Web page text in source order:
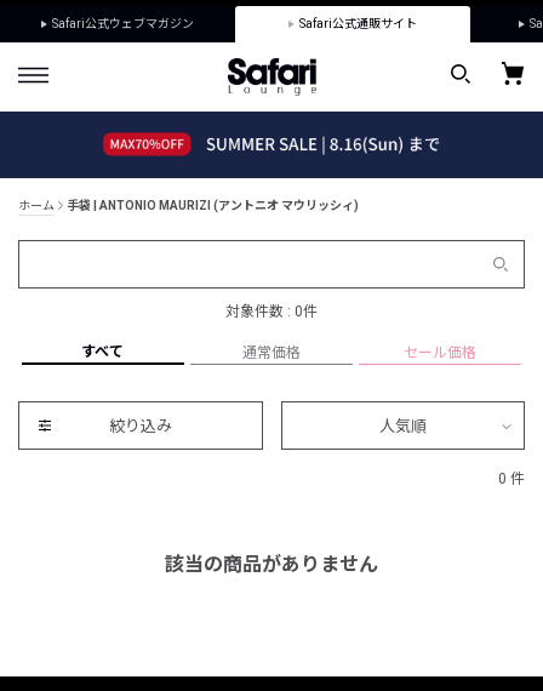
Safari公式ウェブマガジン Safari公式通販サイト
ホーム 手袋 | ANTONIO MAURIZI (アントニオ マウリッシィ)
対象件数 : 0件
すべて 通常価格 セール価格
絞り込み 人気順
0 件
該当の商品がありません